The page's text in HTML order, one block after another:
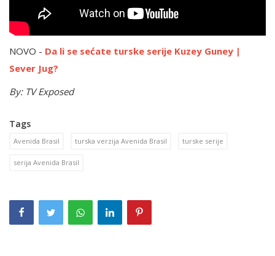
NOVO - Da li se sećate turske serije Kuzey Guney |
Sever Jug?
By: TV Exposed
Tags
Avenida Brasil turska verzija Avenida Brasil turske serije
serija Avenida Brasil